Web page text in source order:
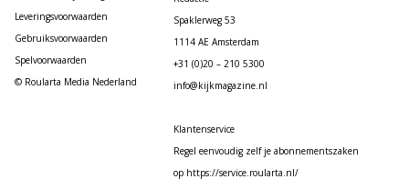
Leveringsvoorwaarden
Gebruiksvoorwaarden
Spelvoorwaarden
© Roularta Media Nederland
Spaklerweg 53
1114 AE Amsterdam
+31 (0)20 – 210 5300
info@kijkmagazine.nl
Klantenservice
Regel eenvoudig zelf je abonnementszaken
op https://service.roularta.nl/